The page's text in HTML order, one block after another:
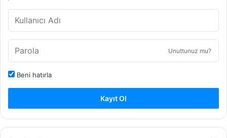
Unuttunuz mu?
Beni hatırla
Kayıt Ol